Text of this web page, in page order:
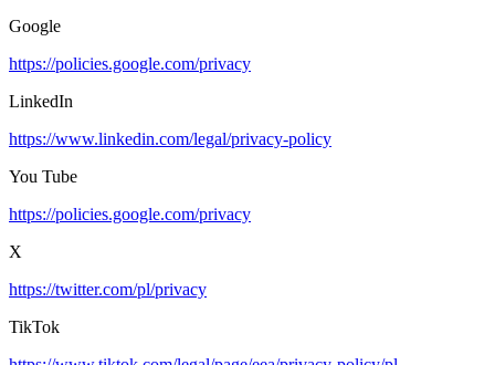
Google
https://policies.google.com/privacy
LinkedIn
https://www.linkedin.com/legal/privacy-policy
You Tube
https://policies.google.com/privacy
X
https://twitter.com/pl/privacy
TikTok